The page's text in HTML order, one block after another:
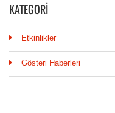
KATEGORI
Etkinlikler
Gösteri Haberleri